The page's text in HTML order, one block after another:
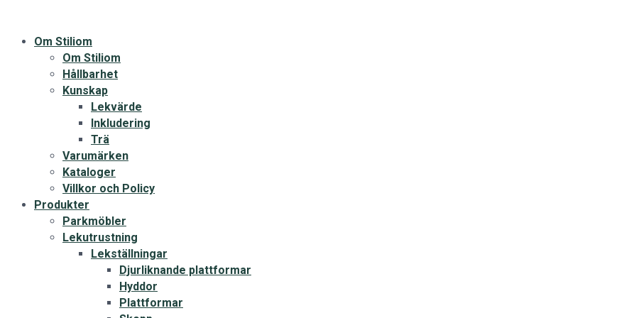
Om Stiliom
Om Stiliom
Hållbarhet
Kunskap
Lekvärde
Inkludering
Trä
Varumärken
Kataloger
Villkor och Policy
Produkter
Parkmöbler
Lekutrustning
Lekställningar
Djurliknande plattformar
Hyddor
Plattformar